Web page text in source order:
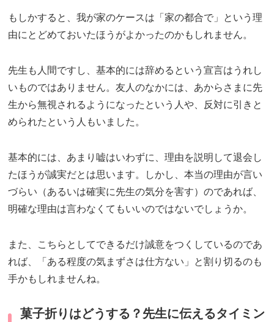
もしかすると、我が家のケースは「家の都合で」という理
由にとどめておいたほうがよかったのかもしれません。
先生も人間ですし、基本的には辞めるという宣言はうれし
いものではありません。友人のなかには、あからさまに先
生から無視されるようになったという人や、反対に引きと
められたという人もいました。
基本的には、あまり嘘はいわずに、理由を説明して退会し
たほうが誠実だとは思います。しかし、本当の理由が言い
づらい（あるいは確実に先生の気分を害す）のであれば、
明確な理由は言わなくてもいいのではないでしょうか。
また、こちらとしてできるだけ誠意をつくしているのであ
れば、「ある程度の気まずさは仕方ない」と割り切るのも
手かもしれませんね。
菓子折りはどうする？先生に伝えるタイミン